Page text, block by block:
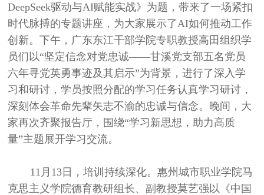
DeepSeek驱动与AI赋能实战》为题，带来了一场紧扣
时代脉搏的专题讲座，为大家展示了AI如何推动工作
创新。下午，广东东江干部学院专职教授高田组织学
员们以“坚定信念对党忠诚——甘溪党支部五名党员
六年寻党英勇事迹及其启示”为背景，进行了深入学
习和研讨，学员按照分配的学习任务认真学习研讨，
深刻体会革命先辈矢志不渝的忠诚与信念。晚间，大
家再次齐聚报告厅，围绕“学习新思想，助力高质
量”主题展开学习交流。
11月 13日，培训持续深化。惠州城市职业学院马
克思主义学院德育教研组长、副教授莫艺强以《中国